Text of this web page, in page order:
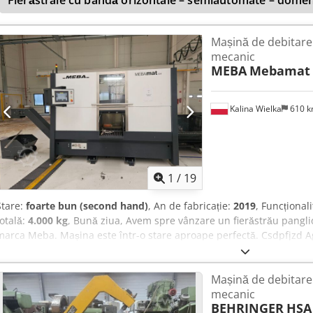
1 / 19
Kalina Wielka 610
Mașină de
mecanic
MEBA Mebamat
foarte bun (second hand), An de fabricație: 2019,
4.000 kg, Bună ziua, Avem spre vânzare un fierăstrău
Meba. Mașina este într-o stare aproape perfectă. Csdpfjzd
utilajului și a echipamentului inclus. Destinat pentru producție
în comerțul cu oțel, conceput pentru debitarea materialelor
cu 2 coloane pentru tăieri la 90°, construcție masivă, complet
spațiu minim de operare pentru cele mai ridicate cerințe și cele
Parametru Ax (rotund) Profil (rectangular) Plajă tăiere la 90° ø 430
Mașină de
mecanic
BEHRINGER